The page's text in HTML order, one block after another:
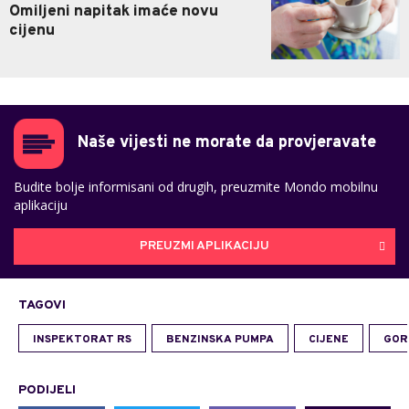
Omiljeni napitak imaće novu
cijenu
Naše vijesti ne morate da provjeravate
Budite bolje informisani od drugih, preuzmite Mondo mobilnu
aplikaciju
PREUZMI APLIKACIJU
TAGOVI
INSPEKTORAT RS BENZINSKA PUMPA CIJENE
PODIJELI